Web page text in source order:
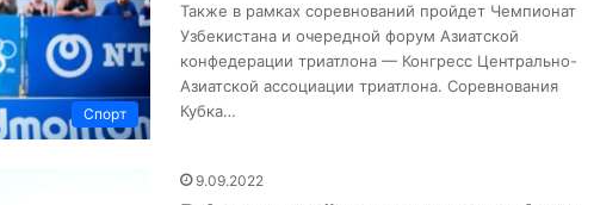
Спорт
Также в рамках соревнований пройдет Чемпионат
Узбекистана и очередной форум Азиатской
конфедерации триатлона — Конгресс Центрально-
Азиатской ассоциации триатлона. Соревнования
Кубка…
9.09.2022